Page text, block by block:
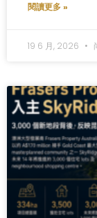
閱讀更多 »
19 6 月, 2026